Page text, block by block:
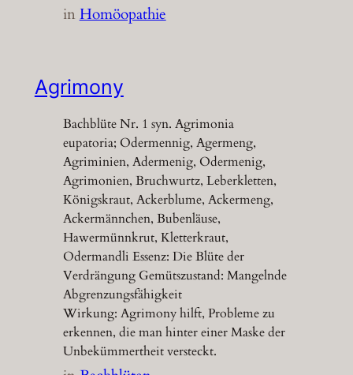
inHomöopathie
Agrimony
Bachblüte Nr. 1 syn. Agrimonia
eupatoria; Odermennig, Agermeng,
Agriminien, Adermenig, Odermenig,
Agrimonien, Bruchwurtz, Leberkletten,
Königskraut, Ackerblume, Ackermeng,
Ackermännchen, Bubenläuse,
Hawermünnkrut, Kletterkraut,
Odermandli Essenz: Die Blüte der
Verdrängung Gemütszustand: Mangelnde
Abgrenzungsfähigkeit
Wirkung: Agrimony hilft, Probleme zu
erkennen, die man hinter einer Maske der
Unbekümmertheit versteckt.